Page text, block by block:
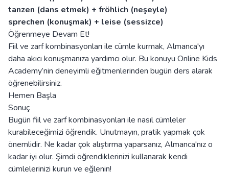
tanzen (dans etmek) + fröhlich (neşeyle)
sprechen (konuşmak) + leise (sessizce)
Öğrenmeye Devam Et!
Fiil ve zarf kombinasyonları ile cümle kurmak, Almanca'yı
daha akıcı konuşmanıza yardımcı olur. Bu konuyu Online Kids
Academy’nin deneyimli eğitmenlerinden bugün ders alarak
öğrenebilirsiniz.
Hemen Başla
Sonuç
Bugün fiil ve zarf kombinasyonları ile nasıl cümleler
kurabileceğimizi öğrendik. Unutmayın, pratik yapmak çok
önemlidir. Ne kadar çok alıştırma yaparsanız, Almanca'nız o
kadar iyi olur. Şimdi öğrendiklerinizi kullanarak kendi
cümlelerinizi kurun ve eğlenin!